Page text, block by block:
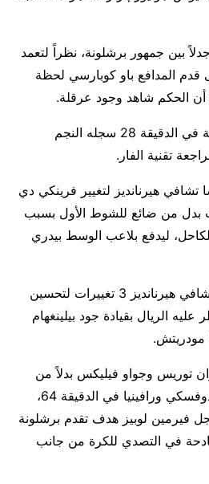
بين جمهور برشلونة، نظراً لتعمد
المدافع باو كوبارسي لحظة
أن الحكم شاهد وجود عرقلة.
وألغى الحكم هدفاً لبرشلونة في الدقيقة 28 سجله النجم
تقنية الفار.
تشافي هيرنانديز لتغيير فرينكي دي
بدل من ضائع للشوط الأول بسبب
ليدفع بلاعب الوسط بيدري
في الشوط الثاني، أجرى تشافي هيرنانديز 3 تغييرات لتحسين
الريال بقيادة جود بيلينغهام
مودريتش.
توريس وجواو فيليكس بدلاً من
كريتسنسين وروبرت ليفاندوفسكي ورافينيا في الدقيقة 64،
لوبيز هدف تقدم برشلونة
فادحة في التصدي للكرة من جانب